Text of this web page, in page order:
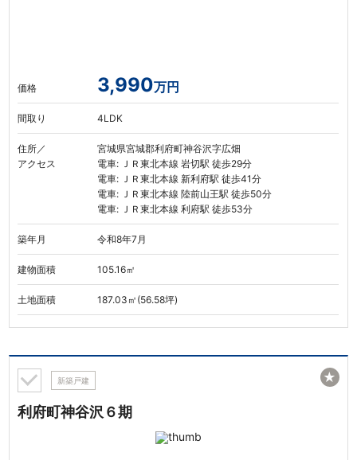
価格 3,990万円
間取り 4LDK
住所／
アクセス
宮城県宮城郡利府町神谷沢字広畑
電車: ＪＲ東北本線 岩切駅 徒歩29分
電車: ＪＲ東北本線 新利府駅 徒歩41分
電車: ＪＲ東北本線 陸前山王駅 徒歩50分
電車: ＪＲ東北本線 利府駅 徒歩53分
築年月 令和8年7月
建物面積 105.16㎡
土地面積 187.03㎡(56.58坪)
新築戸建
利府町神谷沢６期
★